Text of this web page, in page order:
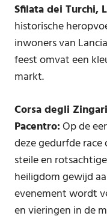
Sfilata dei Turchi,
historische
inwoners van
feest omvat een
markt.
Corsa degli
Pacentro:Op de
deze gedurfde
steile en
heiligdom gewijd
evenement wordt
en vieringen in de